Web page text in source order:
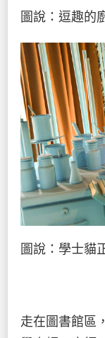
圖說：逗趣的
圖說：學士貓
走在圖書館區